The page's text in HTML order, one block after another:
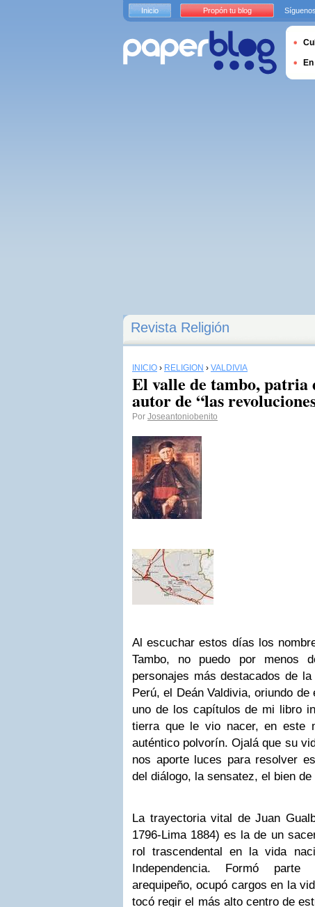
Revista Religión
INICIO › RELIGIÓN › VALDIVIA
El valle de tambo, patria
autor de “las
Por Joseantoniobenito
Al escuchar estos días los
Tambo, no puedo por menos
personajes más destacados de
Perú, el Deán Valdivia, oriundo
uno de los capítulos de mi libro
tierra que le vio nacer, en este
auténtico polvorín. Ojalá que su
nos aporte luces para resolver
del diálogo, la sensatez, el bien de
La trayectoria vital de Juan
1796-Lima 1884) es la de un
rol trascendental en la vida
Independencia. Formó
arequipeño, ocupó cargos en la
tocó regir el más alto centro de
Inicio Propón tu blog